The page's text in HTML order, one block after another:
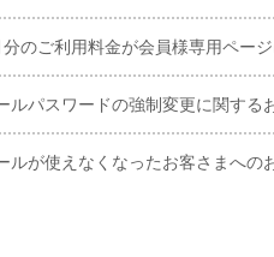
のご利用料金が会員様専用ペー
ルパスワードの強制変更に関する
ルが使えなくなったお客さまへの